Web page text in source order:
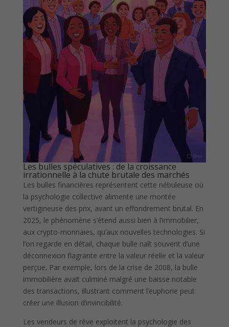
Les bulles spéculatives : de la croissance
irrationnelle à la chute brutale des marchés
Les bulles financières représentent cette nébuleuse où
la psychologie collective alimente une montée
vertigineuse des prix, avant un effondrement brutal. En
2025, le phénomène s’étend aussi bien à l’immobilier,
aux crypto-monnaies, qu’aux nouvelles technologies. Si
l’on regarde en détail, chaque bulle naît souvent d’une
déconnexion flagrante entre la valeur réelle et la valeur
perçue. Par exemple, lors de la crise de 2008, la bulle
immobilière avait culminé malgré une baisse notable
des transactions, illustrant comment l’euphorie peut
créer une illusion d’invincibilité.
Les vendeurs de rêve exploitent la psychologie des